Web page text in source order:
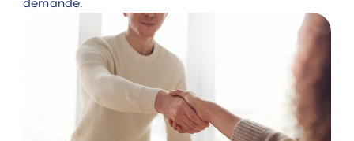
demande.